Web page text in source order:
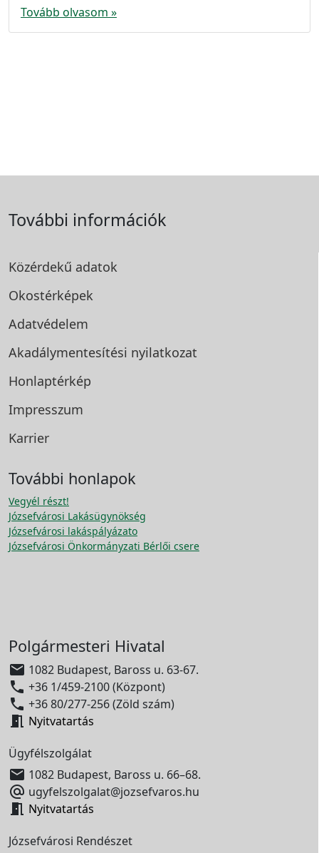
Tovább olvasom »
További információk
Közérdekű adatok
Okostérképek
Adatvédelem
Akadálymentesítési nyilatkozat
Honlaptérkép
Impresszum
Karrier
További honlapok
Vegyél részt!
Józsefvárosi Lakásügynökség
Józsefvárosi lakáspályázato
Józsefvárosi Önkormányzati Bérlői csere
Polgármesteri Hivatal
 1082 Budapest, Baross u. 63-67.
 +36 1/459-2100 (Központ)
 +36 80/277-256 (Zöld szám)
 Nyitvatartás
Ügyfélszolgálat
 1082 Budapest, Baross u. 66–68.
 ugyfelszolgalat@jozsefvaros.hu
 Nyitvatartás
Józsefvárosi Rendészet